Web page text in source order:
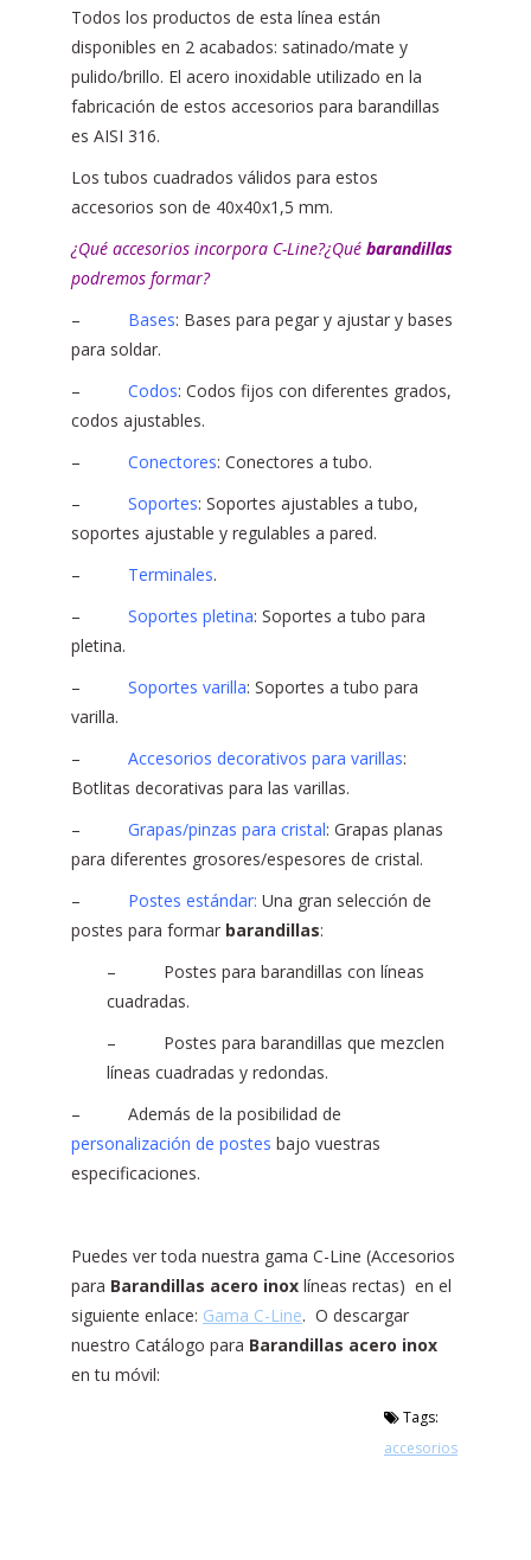
Todos los productos de esta línea están
disponibles en 2 acabados: satinado/mate y
pulido/brillo. El acero inoxidable utilizado en la
fabricación de estos accesorios para barandillas
es AISI 316.
Los tubos cuadrados válidos para estos
accesorios son de 40x40x1,5 mm.
¿Qué accesorios incorpora C-Line?¿Qué barandillas
podremos formar?
–
Bases: Bases para pegar y ajustar y bases
para soldar.
– Codos: Codos fijos con diferentes grados,
codos ajustables.
– Conectores: Conectores a tubo.
– Soportes: Soportes ajustables a tubo,
soportes ajustable y regulables a pared.
–
Terminales.
– Soportes pletina: Soportes a tubo para
pletina.
– Soportes varilla: Soportes a tubo para
varilla.
–
Accesorios decorativos para varillas:
Botlitas decorativas para las varillas.
– Grapas/pinzas para cristal: Grapas planas
para diferentes grosores/espesores de cristal.
– Postes estándar: Una gran selección de
postes para formar barandillas:
– Postes para barandillas con líneas
cuadradas.
– Postes para barandillas que mezclen
líneas cuadradas y redondas.
– Además de la posibilidad de
personalización de postes bajo vuestras
especificaciones.
Puedes ver toda nuestra gama C-Line (Accesorios
para Barandillas acero inox líneas rectas) en el
siguiente enlace: Gama C-Line. O descargar
nuestro Catálogo para Barandillas acero inox
en tu móvil:
Tags:
accesorios